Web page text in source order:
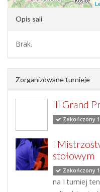
Opis sali
Brak.
Zorganizowane turnieje
III Grand
Zakończony
I
stołowym
Zakończony
na I turniej